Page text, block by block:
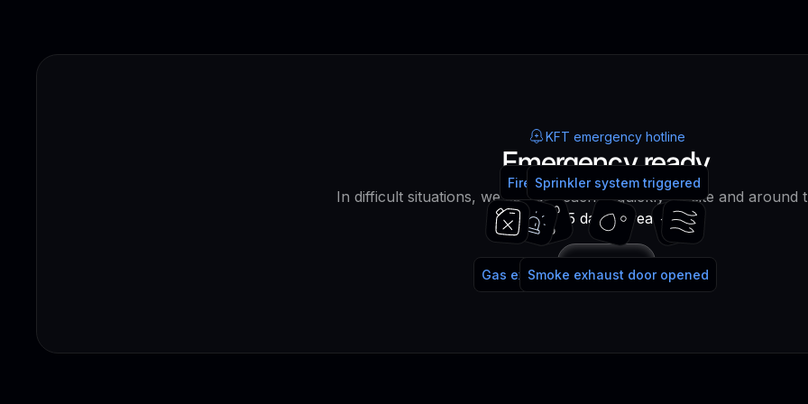
KFT emergency hotline
Emergency ready
In difficult situations, we can be reached quickly on site and around
365 days a year!
Call
Fire extinguisher used
Fire alarm system triggered
Gas extinguishing system triggered
water!
Sprinkler system triggered
Smoke exhaust door opened